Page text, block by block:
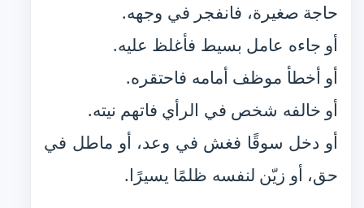
حاجة صغيرة، فانفجر في وجهه.
أو جاءه عامل بسيط فأغلظ عليه.
أو أخطأ موظف أمامه فاحتقره.
أو خالفه شخص في الرأي فاتهم نيته.
أو دخل سوقًا فغش في وعد، أو ماطل في
حق، أو زيّن لنفسه ظلمًا يسيرًا.